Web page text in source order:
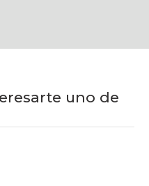
uno de